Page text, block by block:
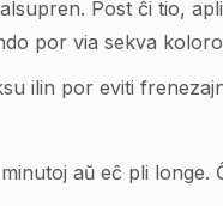
Post ĉi tio,
por via sekva
ilin por eviti
aŭ eĉ pli longe.